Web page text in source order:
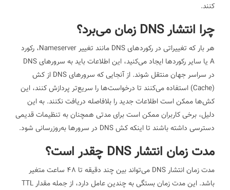
کنند.
چرا انتشار DNS زمان می‌برد؟
هر بار که تغییراتی در رکوردهای DNS مانند تغییر Nameserver، رکورد
A یا سایر رکوردها ایجاد می‌کنید، این اطلاعات باید به سرورهای DNS
در سراسر جهان منتقل شوند. از آنجایی که سرورهای DNS از کش
(Cache) استفاده می‌کنند تا درخواست‌ها را سریع‌تر پردازش کنند، این
کش‌ها ممکن است اطلاعات جدید را بلافاصله دریافت نکنند. به این
دلیل، برخی کاربران ممکن است برای مدتی همچنان به تنظیمات قدیمی
دسترسی داشته باشند تا اینکه کش DNS در سرورها به‌روزرسانی شود.
مدت زمان انتشار DNS چقدر است؟
مدت زمان انتشار DNS می‌تواند بین چند دقیقه تا 48 ساعت متغیر
باشد. این مدت زمان بستگی به چندین عامل دارد، از جمله مقدار TTL